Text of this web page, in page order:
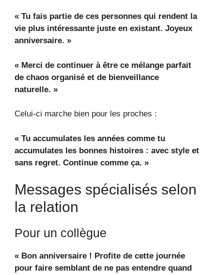
« Tu fais partie de ces personnes qui rendent la
vie plus intéressante juste en existant. Joyeux
anniversaire. »
« Merci de continuer à être ce mélange parfait
de chaos organisé et de bienveillance
naturelle. »
Celui-ci marche bien pour les proches :
« Tu accumulates les années comme tu
accumulates les bonnes histoires : avec style et
sans regret. Continue comme ça. »
Messages spécialisés selon
la relation
Pour un collègue
« Bon anniversaire ! Profite de cette journée
pour faire semblant de ne pas entendre quand